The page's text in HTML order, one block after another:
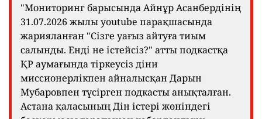
"Мониторинг барысында Айнұр Асанбердінің
31.07.2026 жылы youtube парақшасында
жарияланған "Сізге уағыз айтуға тиым
салынды. Енді не істейсіз?" атты подкастқа
ҚР аумағында тіркеусіз діни
миссионерлікпен айналысқан Дарын
Мубаровпен түсірген подкасты анықталған.
Астана қаласының Дін істері жөніндегі